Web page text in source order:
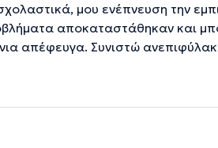
μου ενέπνευση την
αποκαταστάθηκαν και
απέφευγα. Συνιστώ